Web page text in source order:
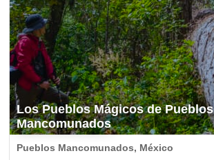
Los Pueblos Mágicos de Pueblos
Mancomunados
Pueblos Mancomunados, México